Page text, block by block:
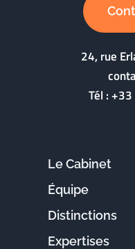
24, rue
Tél :+33
Le Cabinet
Équipe
Distinctions
Expertises